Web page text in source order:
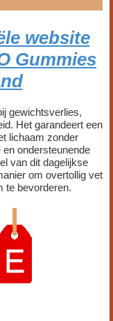
website
Gummies
gewichtsverlies,
Het garandeert een
lichaam zonder
ondersteunende
van dit dagelijkse
om overtollig vet
te bevorderen.